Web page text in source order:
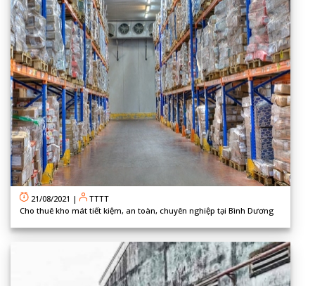
21/08/2021 |
TTTT
Cho thuê kho mát tiết kiệm, an toàn, chuyên nghiệp tại Bình Dương